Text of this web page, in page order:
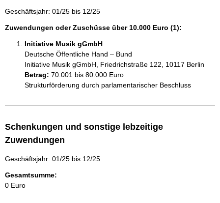
Geschäftsjahr: 01/25 bis 12/25
Zuwendungen oder Zuschüsse über 10.000 Euro (1):
Initiative Musik gGmbH
Deutsche Öffentliche Hand – Bund
Initiative Musik gGmbH, Friedrichstraße 122, 10117 Berlin
Betrag: 70.001 bis 80.000 Euro
Strukturförderung durch parlamentarischer Beschluss
Schenkungen und sonstige lebzeitige
Zuwendungen
Geschäftsjahr: 01/25 bis 12/25
Gesamtsumme:
0 Euro